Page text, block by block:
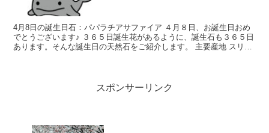
4月8日の誕生日石：パパラチアサファイア ４月８日、お誕生日おめ
でとうございます♪ ３６５日誕生花があるように、誕生石も３６５日
あります。そんな誕生日の天然石をご紹介します。 主要産地 スリラ
スポンサーリンク